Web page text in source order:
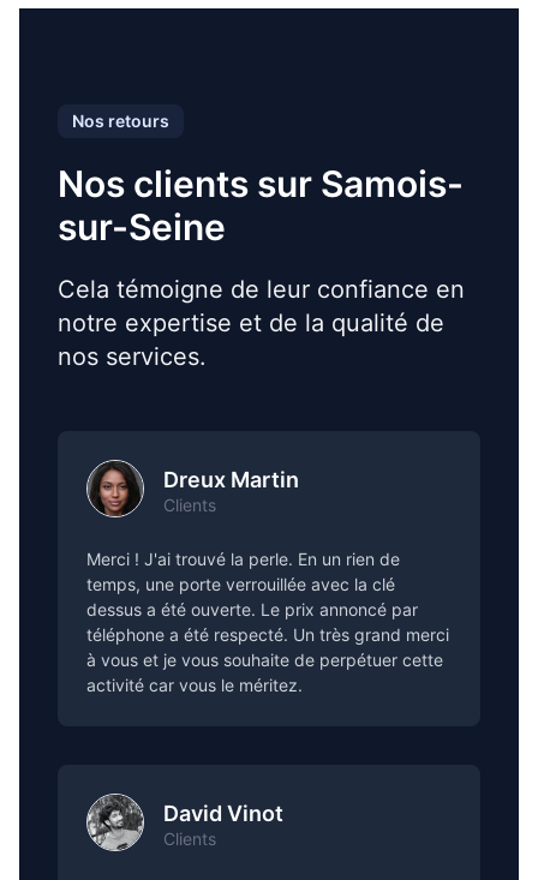
Nos retours
Nos clients sur Samois-
sur-Seine
Cela témoigne de leur confiance en
notre expertise et de la qualité de
nos services.
Dreux Martin
Clients
Merci ! J'ai trouvé la perle. En un rien de
temps, une porte verrouillée avec la clé
dessus a été ouverte. Le prix annoncé par
téléphone a été respecté. Un très grand merci
à vous et je vous souhaite de perpétuer cette
activité car vous le méritez.
David Vinot
Clients